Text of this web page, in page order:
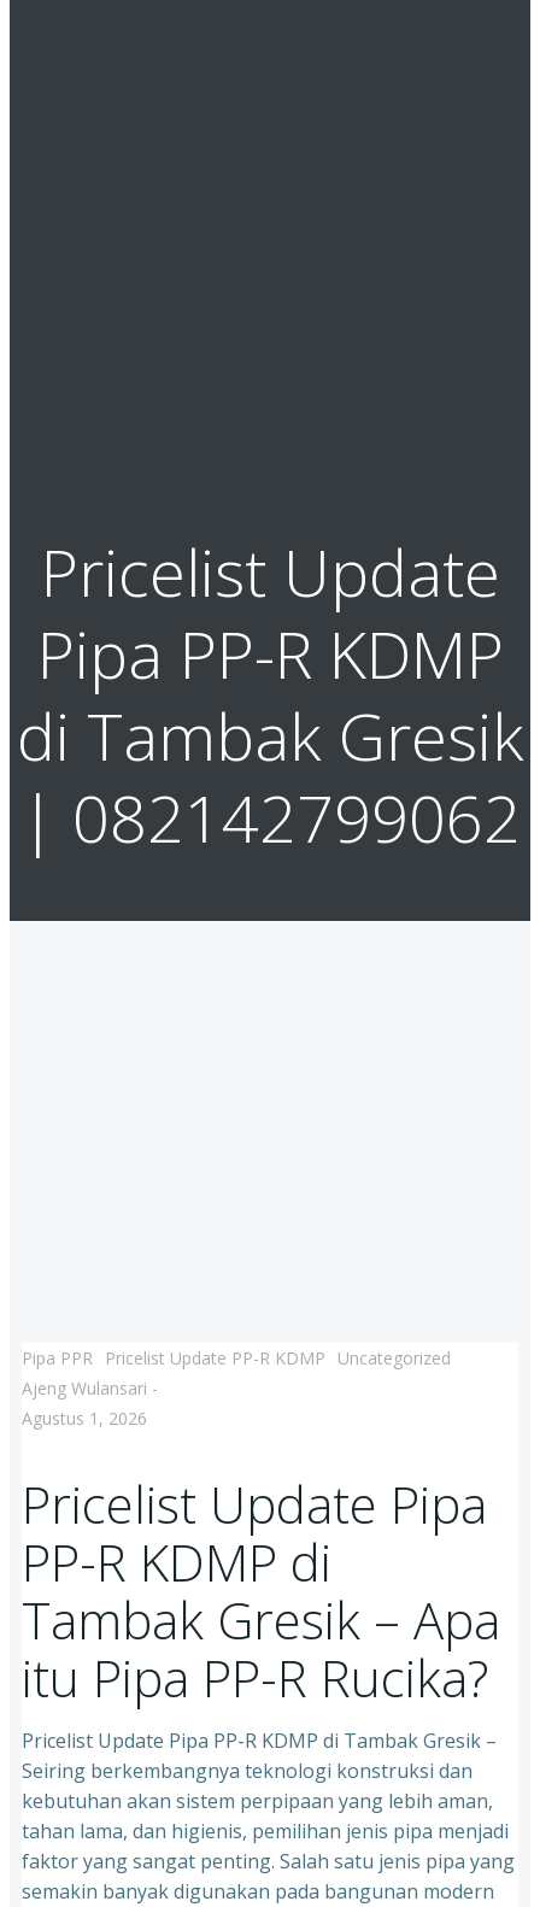
Pricelist Update
Pipa PP-R KDMP
di Tambak Gresik
| 082142799062
Pipa PPR Pricelist Update PP-R KDMP
Uncategorized
Ajeng Wulansari -
Agustus 1, 2026
Pricelist Update Pipa
PP-R KDMP di
Tambak Gresik – Apa
itu Pipa PP-R Rucika?
Pricelist Update Pipa PP-R KDMP di Tambak Gresik –
Seiring berkembangnya teknologi konstruksi dan
kebutuhan akan sistem perpipaan yang lebih aman,
tahan lama, dan higienis, pemilihan jenis pipa menjadi
faktor yang sangat penting. Salah satu jenis pipa yang
semakin banyak digunakan pada bangunan modern